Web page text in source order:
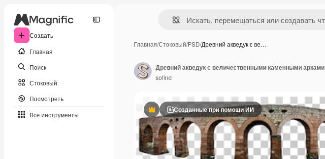
Создать
Главная
Поиск
Стоковый
Посмотреть
Все инструменты
Главная/Стоковый/PSD/Древний акведук с ве…
ПремиумСозданные при помощи ИИ
Древний акведук с величественными каменными арками
sofind